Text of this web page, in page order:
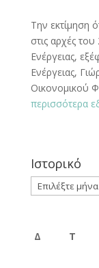
Την εκτίμηση
στις αρχές
Ενέργειας,
Ενέργειας,
Οικονομικού
περισσότερα
Ιστορικό
Ιστορικό
Δ Τ